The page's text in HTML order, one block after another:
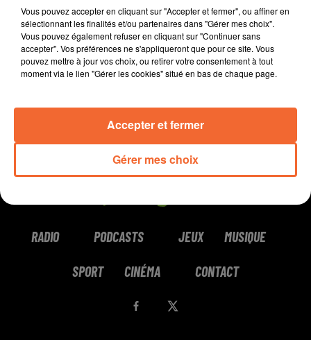
0:00 4 min 7 sec
RADIO PODCASTS JEUX MUSIQUE
SPORT CINÉMA CONTACT
Vous pouvez accepter en cliquant sur "Accepter et fermer", ou affiner en
sélectionnant les finalités et/ou partenaires dans "Gérer mes choix".
Vous pouvez également refuser en cliquant sur "Continuer sans
accepter". Vos préférences ne s'appliqueront que pour ce site. Vous
pouvez mettre à jour vos choix, ou retirer votre consentement à tout
moment via le lien "Gérer les cookies" situé en bas de chaque page.
Gérer mes choix
Accepter et fermer